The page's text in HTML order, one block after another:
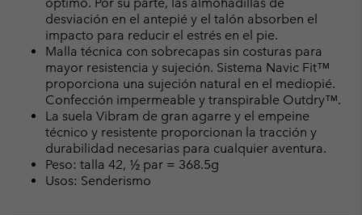
desviación en el antepié y el talón absorben el
impacto para reducir el estrés en el pie.
Malla técnica con sobrecapas sin costuras para
mayor resistencia y sujeción. Sistema Navic Fit™
proporciona una sujeción natural en el mediopié.
Confección impermeable y transpirable Outdry™.
La suela Vibram de gran agarre y el empeine
técnico y resistente proporcionan la tracción y
durabilidad necesarias para cualquier aventura.
Peso: talla 42, ½ par = 368.5g
Usos: Senderismo